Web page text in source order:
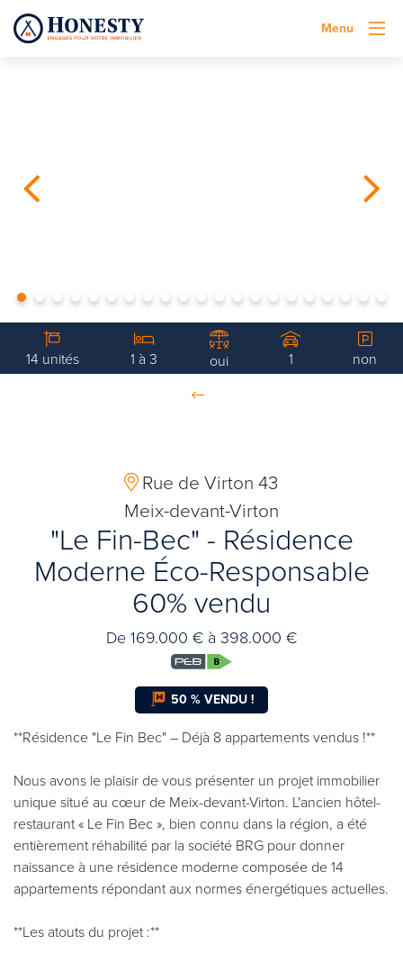
Menu
14 unités 1 à 3 oui 1 non
Rue de Virton 43
Meix-devant-Virton
De 169.000 € à 398.000 €
"Le Fin-Bec" - Résidence
Moderne Éco-Responsable
60% vendu
50 % VENDU !
**Résidence "Le Fin Bec" – Déjà 8 appartements vendus !**
Nous avons le plaisir de vous présenter un projet immobilier
unique situé au cœur de Meix-devant-Virton. L'ancien hôtel-
restaurant « Le Fin Bec », bien connu dans la région, a été
entièrement réhabilité par la société BRG pour donner
naissance à une résidence moderne composée de 14
appartements répondant aux normes énergétiques actuelles.
**Les atouts du projet :**